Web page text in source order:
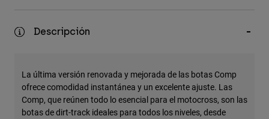
Descripción
La última versión renovada y mejorada de las botas Comp
ofrece comodidad instantánea y un excelente ajuste. Las
Comp, que reúnen todo lo esencial para el motocross, son las
botas de dirt-track ideales para todos los niveles, desde